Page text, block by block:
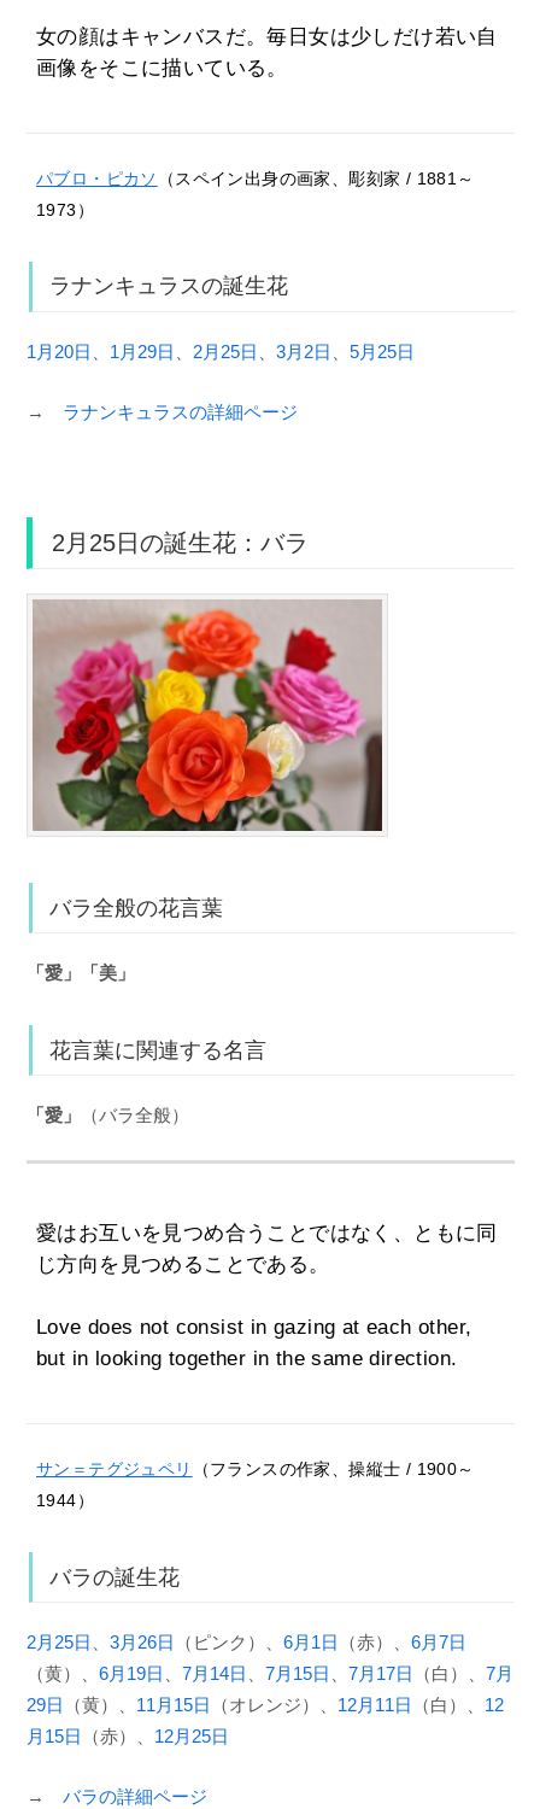
女の顔はキャンバスだ。毎日女は少しだけ若い自
画像をそこに描いている。
パブロ・ピカソ
（スペイン出身の画家、彫刻家 / 1881～
1973）
ラナンキュラスの誕生花
1月20日 1月29日 2月25日 3月2日 5月25日
→ ラナンキュラスの詳細ページ
2月25日の誕生花：バラ
バラ全般の花言葉
「愛」「美」
花言葉に関連する名言
「愛」 （バラ全般）
愛はお互いを見つめ合うことではなく、ともに同
じ方向を見つめることである。
Love does not consist in gazing at each other,
but in looking together in the same direction.
サン＝テグジュペリ
（フランスの作家、操縦士 / 1900～
1944）
バラの誕生花
2月25日 3月26日 （ピンク）、 6月1日 （赤）、 6月7日
（黄）、 6月19日 7月14日 7月15日 7月17日 （白）、 7月
29日
（黄）、 11月15日 （オレンジ）、 12月11日 （白）、 12
月15日
（赤）、 12月25日
→ バラの詳細ページ